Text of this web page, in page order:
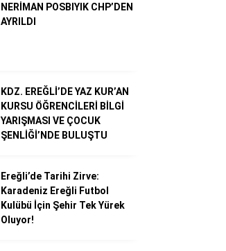
Youtube
NERİMAN POSBIYIK CHP’DEN
AYRILDI
KDZ. EREĞLİ’DE YAZ KUR’AN
KURSU ÖĞRENCİLERİ BİLGİ
YARIŞMASI VE ÇOCUK
ŞENLİĞİ’NDE BULUŞTU
Ereğli’de Tarihi Zirve:
Karadeniz Ereğli Futbol
Kulübü İçin Şehir Tek Yürek
Oluyor!